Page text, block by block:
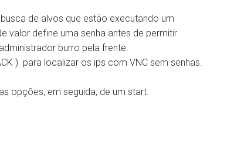
de alvos que estão executando um
valor define uma senha antes de permitir
burro pela frente.
) para localizar os ips com VNC sem senhas.
opções, em seguida, de um start.